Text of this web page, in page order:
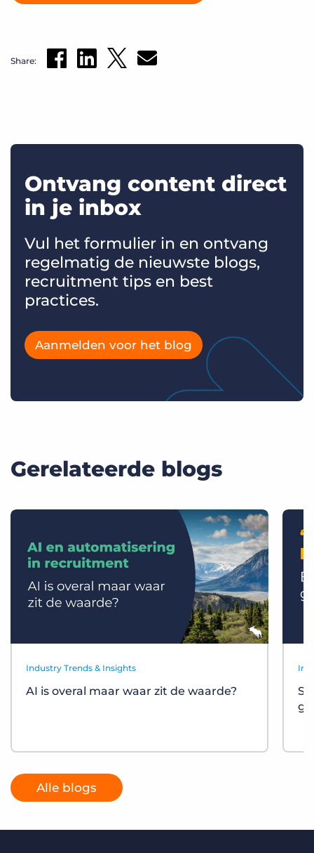
Share:
Ontvang content direct
in je inbox
Vul het formulier in en ontvang
regelmatig de nieuwste blogs,
recruitment tips en best
practices.
Aanmelden voor het blog
Gerelateerde blogs
Industry Trends & Insights
AI is overal maar waar zit de waarde?
Alle blogs